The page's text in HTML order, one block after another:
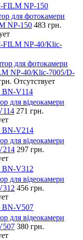
FILM NP-150
для фотокамери
NP-150 483 грн.
FILM NP-40/Klic-
для фотокамери
NP-40/Klic-7005/D-
Отсутствует
BN-V114
для відеокамери
271 грн.
BN-V214
для відеокамери
297 грн.
BN-V312
для відеокамери
456 грн.
BN-V507
для відеокамери
380 грн.